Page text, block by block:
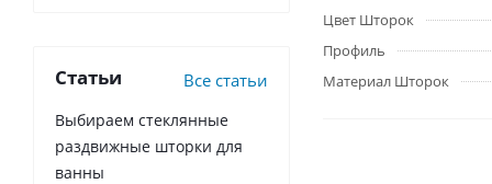
Цвет Шторок
Профиль
Материал Шторок
Статьи Все статьи
Выбираем стеклянные
раздвижные шторки для
ванны